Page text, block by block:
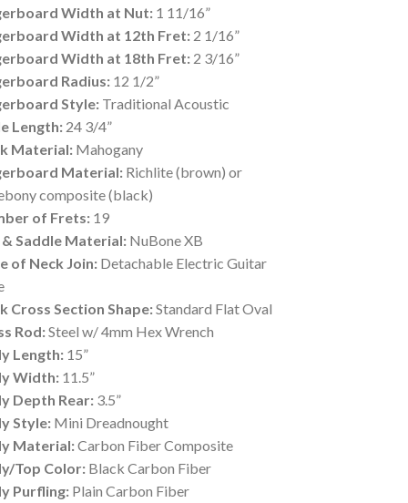
Width at Nut: 1 11/16”
Width at 12th Fret: 2 1/16”
Width at 18th Fret: 2 3/16”
Radius: 12 1/2”
Style: Traditional Acoustic
Length: 24 3/4”
Material: Mahogany
Material: Richlite (brown) or
composite (black)
of Frets: 19
Saddle Material: NuBone XB
of Neck Join: Detachable Electric Guitar
Cross Section Shape:Standard Flat Oval
Rod:Steel w/ 4mm Hex Wrench
Length: 15”
Width: 11.5”
Depth Rear: 3.5”
Style: Mini Dreadnought
Material:Carbon Fiber Composite
Top Color: Black Carbon Fiber
Purfling: Plain Carbon Fiber